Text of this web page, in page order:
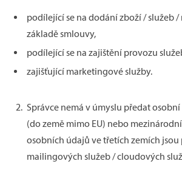
podílející se na dodání zboží / služeb /
základě smlouvy,
podílející se na zajištění provozu
zajišťující marketingové služby.
Správce nemá v úmyslu předat
(do země mimo EU) nebo
osobních údajů ve třetích zemích
mailingových služeb / cloudových